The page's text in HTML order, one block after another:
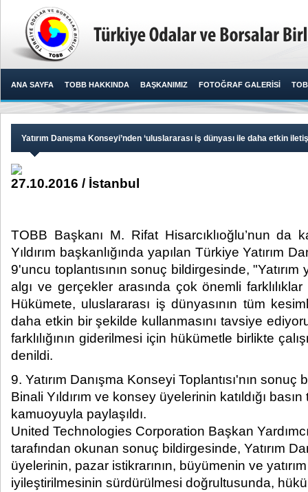
ANA SAYFA TOBB HAKKINDA BAŞKANIMIZ FOTOĞRAF GALERİSİ
Yatırım Danışma Konseyi’nden ‘uluslararası iş dünyası ile daha etkin
27.10.2016 / İstanbul
TOBB Başkanı M. Rifat Hisarcıklıoğlu’nun da
Yıldırım başkanlığında yapılan Türkiye Yatırım
9'uncu toplantısının sonuç bildirgesinde,
algı ve gerçekler arasında çok önemli
Hükümete, uluslararası iş dünyasının tüm
daha etkin bir şekilde kullanmasını tavsiye
farklılığının giderilmesi için hükümetle birlikte
denildi.​
9. Yatırım Danışma Konseyi Toplantısı'nın
Binali Yıldırım ve konsey üyelerinin katıldığı basın
kamuoyuyla paylaşıldı.
United Technologies Corporation Başkan
tarafından okunan sonuç bildirgesinde, Yatırım
üyelerinin, pazar istikrarının, büyümenin ve yatırım
iyileştirilmesinin sürdürülmesi doğrultusunda,